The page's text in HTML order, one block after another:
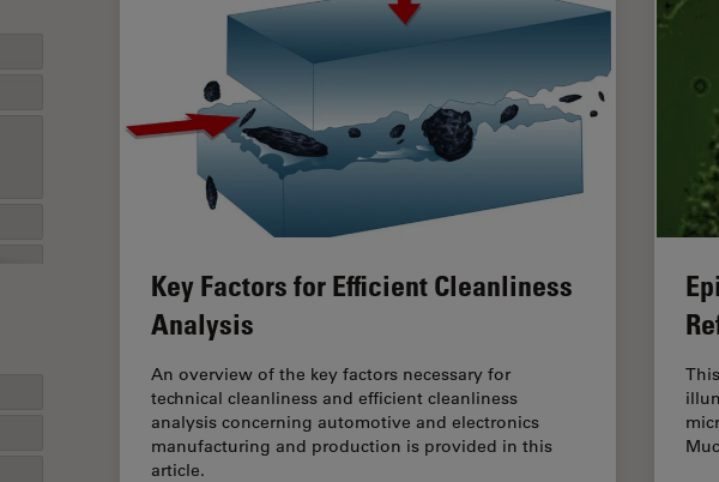
Key Factors for Efficient Cleanliness
Analysis
An overview of the key factors necessary for
technical cleanliness and efficient cleanliness
analysis concerning automotive and electronics
manufacturing and production is provided in this
article.